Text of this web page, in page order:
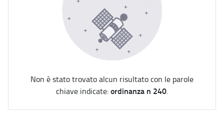
Non è stato trovato alcun risultato con le parole
chiave indicate:ordinanza n 240.